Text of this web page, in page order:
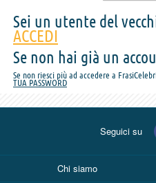
Sei un utente del
ACCEDI
Se non hai già un
Se non riesci più ad accedere a
TUA PASSWORD
Seguici su
Chi siamo